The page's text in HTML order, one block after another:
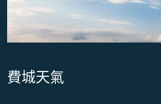
費城天氣